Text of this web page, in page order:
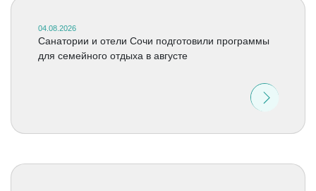
04.08.2026
Санатории и отели Сочи подготовили программы
для семейного отдыха в августе